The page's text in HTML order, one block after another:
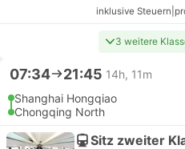
inklusive Steuern
3 weitere
07:34 21:45 14h, 11m
Shanghai Hongqiao
Chongqing North
Sitz zweiter